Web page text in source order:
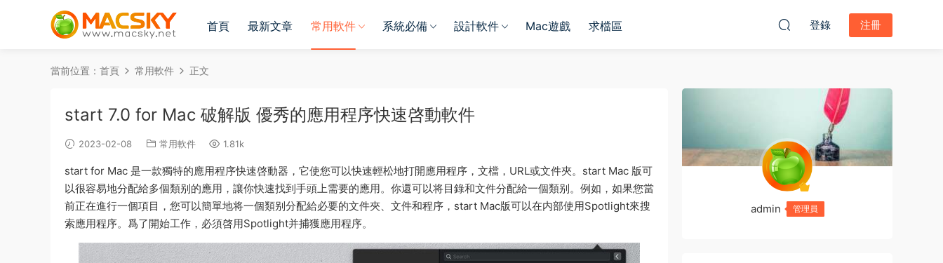
首頁 最新文章 常用軟件 系統必備 設計軟件 Mac遊戲 求檔區 登錄 注冊
當前位置： 首頁 常用軟件 正文
start 7.0 for Mac 破解版 優秀的應用程序快速啓動軟件
2023-02-08 常用軟件 1.81k
start for Mac 是一款獨特的應用程序快速啓動器，它使您可以快速輕松地打開應用程序，文檔，URL或文件夾。start Mac 版可
以很容易地分配給多個類别的應用，讓你快速找到手頭上需要的應用。你還可以将目錄和文件分配給一個類别。例如，如果您當
前正在進行一個項目，您可以簡單地将一個類别分配給必要的文件夾、文件和程序，start Mac版可以在内部使用Spotlight來搜
索應用程序。爲了開始工作，必須啓用Spotlight并捕獲應用程序。
admin 管理員